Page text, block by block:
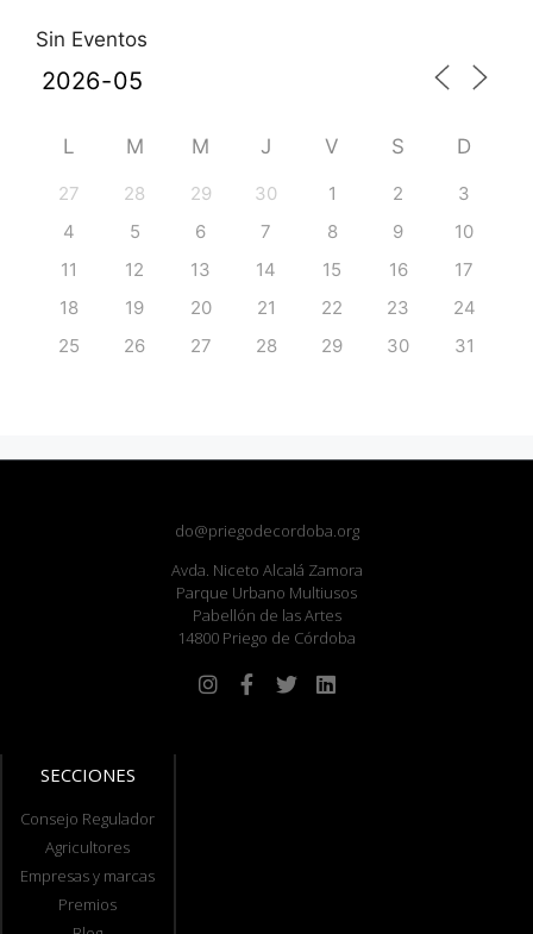
Sin Eventos
L M M J V S D
27 28 29 30 1 2
3
4
5 6 7 8 9
10
11
12 13 14 15 16
17
18
19 20 21 22 23
24
25
26 27 28 29 30 31
do@priegodecordoba.org
Avda. Niceto Alcalá Zamora
Parque Urbano Multiusos
Pabellón de las Artes
14800 Priego de Córdoba
SECCIONES
Consejo Regulador
Agricultores
Empresas y marcas
Premios